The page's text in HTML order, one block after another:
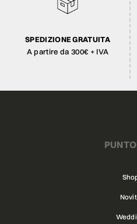
SPEDIZIONE GRATUITA
A partire da 300€ + IVA